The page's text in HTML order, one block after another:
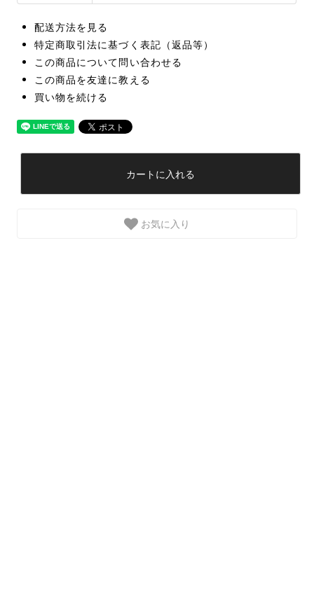
配送方法を見る
特定商取引法に基づく表記（返品等）
この商品について問い合わせる
この商品を友達に教える
買い物を続ける
カートに入れる
お気に入り